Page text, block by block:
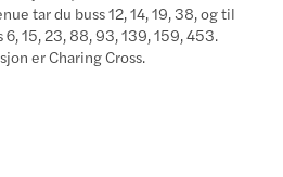
tar du buss 12, 14, 19, 38, og til
15, 23, 88, 93, 139, 159, 453.
er Charing Cross.